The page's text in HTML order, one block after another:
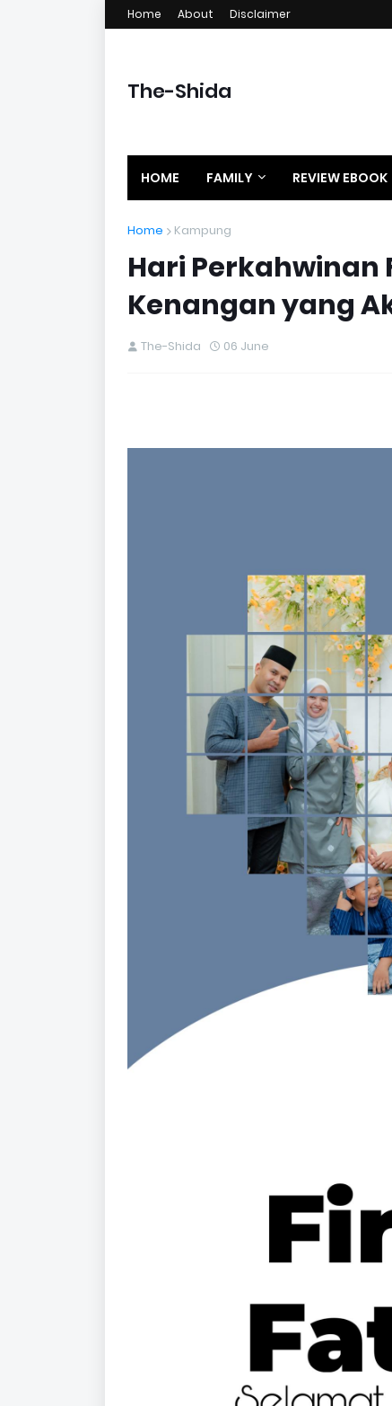
Home About Disclaimer
The-Shida
HOME FAMILY REVIEW EBOOK
Home Kampung
Hari Perkahwinan
Kenangan yang
The-Shida 06 June